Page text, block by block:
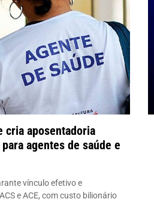
cria aposentadoria
agentes de saúde e
vínculo efetivo e
e ACE, com custo bilionário